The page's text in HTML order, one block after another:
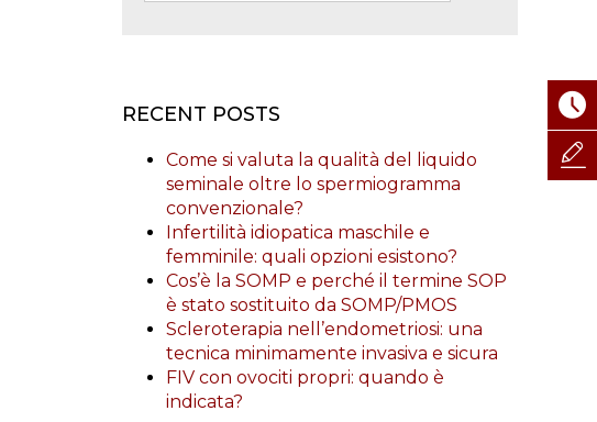
RECENT POSTS
Come si valuta la qualità del liquido
seminale oltre lo spermiogramma
convenzionale?
Infertilità idiopatica maschile e
femminile: quali opzioni esistono?
Cos’è la SOMP e perché il termine SOP
è stato sostituito da SOMP/PMOS
Scleroterapia nell’endometriosi: una
tecnica minimamente invasiva e sicura
FIV con ovociti propri: quando è
indicata?